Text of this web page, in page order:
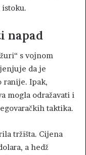
napad
s vojnom
da je
ranije. Ipak,
mogla odražavati i
taktika.
tržišta. Cijena
a hedž